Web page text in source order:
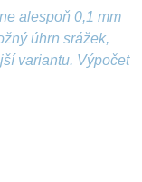
alespoň 0,1 mm
úhrn srážek,
variantu. Výpočet